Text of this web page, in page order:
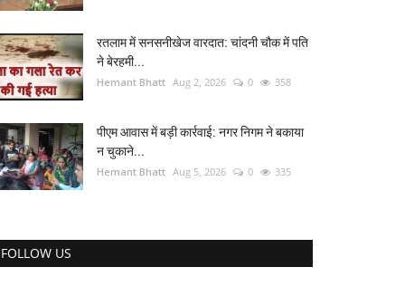
रतलाम में सनसनीखेज वारदात: चांदनी चौक में पति
ने बेरहमी...
Hemant Bhatt Aug 2, 2026 0 358
पीएम आवास में बड़ी कार्रवाई: नगर निगम ने बकाया
न चुकाने...
Hemant Bhatt Aug 5, 2026 0 335
FOLLOW US